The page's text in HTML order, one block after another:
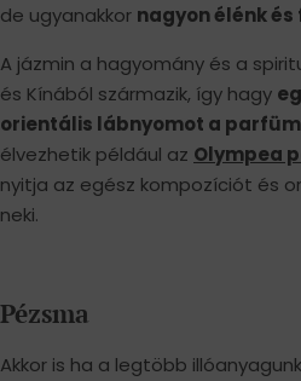
de ugyanakkor nagyon élénk és
A jázmin a hagyomány és a
és Kínából származik, így hagy
orientális lábnyomot a
élvezhetik például az Olympea
nyitja az egész kompozíciót és
neki.
Pézsma
Akkor is ha a legtöbb